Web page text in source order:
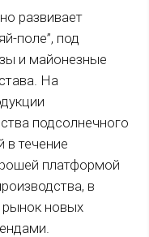
развивает
поле”, под
и майонезные
На
подсолнечного
в течение
платформой
в
новых